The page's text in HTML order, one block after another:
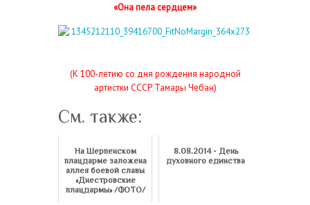
«Она пела сердцем»
(К 100-летию со дня рождения народной
артистки СССР Тамары Чебан)
См. также:
На Шерпенском
плацдарме заложена
аллея боевой славы
«Днестровские
плацдармы» /ФОТО/
8.08.2014 - День
духовного единства